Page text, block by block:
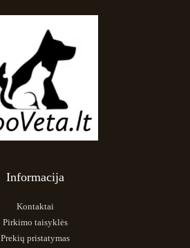
Informacija
Kontaktai
Pirkimo taisyklės
Prekių pristatymas